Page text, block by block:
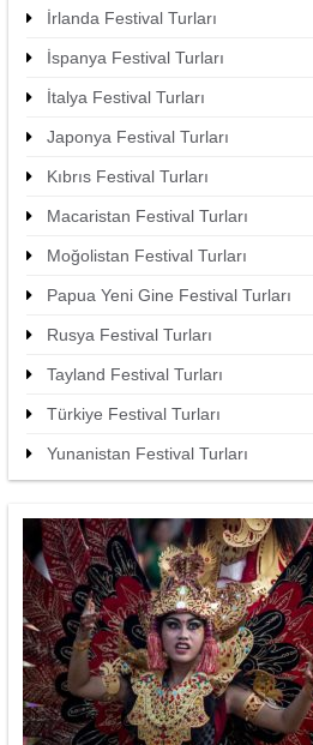
İrlanda Festival Turları
İspanya Festival Turları
İtalya Festival Turları
Japonya Festival Turları
Kıbrıs Festival Turları
Macaristan Festival Turları
Moğolistan Festival Turları
Papua Yeni Gine Festival Turları
Rusya Festival Turları
Tayland Festival Turları
Türkiye Festival Turları
Yunanistan Festival Turları